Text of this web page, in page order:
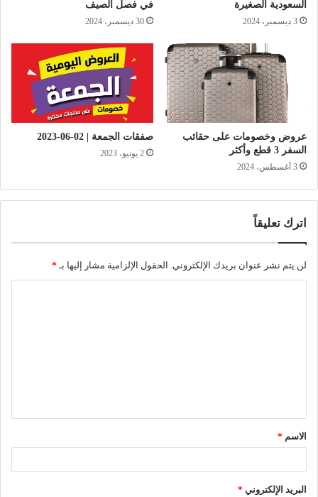
السعودية الصغيرة
3 ديسمبر، 2024
في فصل الصيف
30 ديسمبر، 2024
عروض وخصومات على حقائب
السفر 3 قطع وأكثر
3 أغسطس، 2024
صفقات الجمعة | 02-06-2023
2 يونيو، 2023
اترك تعليقاً
لن يتم نشر عنوان بريدك الإلكتروني. الحقول الإلزامية مشار إليها بـ *
ق
*الاسم *
البريد الإلكتروني *